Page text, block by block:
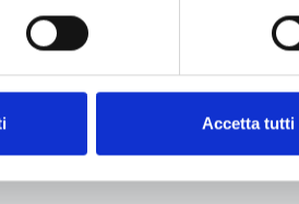
Accetta tutti